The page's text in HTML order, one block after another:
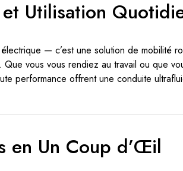
Utilisation
électrique — c’est une solution de mobilité
vous vous rendiez au travail ou que
performance offrent une conduite
en Un Coup d’Œil